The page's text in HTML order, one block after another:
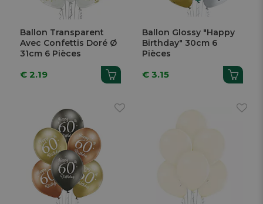
Ballon Transparent
Avec Confettis Doré Ø
31cm 6 Pièces
€ 2.19
Ballon Glossy "Happy
Birthday" 30cm 6
Pièces
€ 3.15